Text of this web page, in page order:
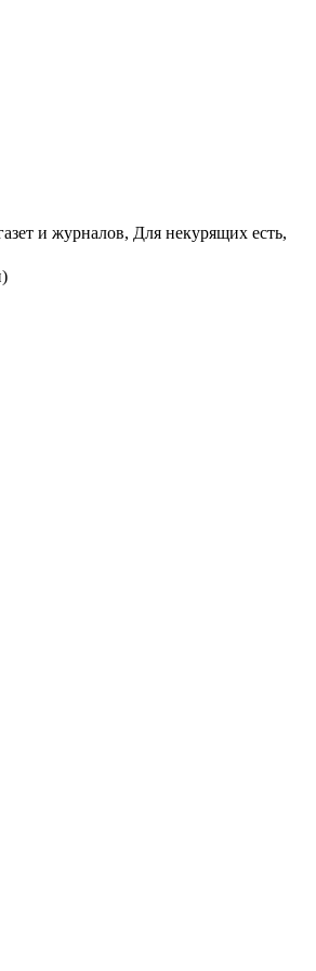
и журналов, Для некурящих есть,